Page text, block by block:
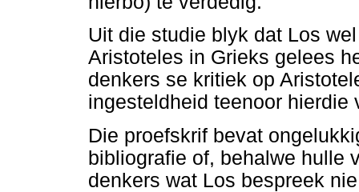
Uit die studie blyk dat Los
Aristoteles in Grieks gelees
denkers se kritiek op
ingesteldheid teenoor
Die proefskrif bevat
bibliografie of, behalwe hulle
denkers wat Los bespreek